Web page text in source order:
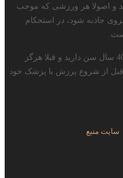
و اصولا هر ورزشی که موجب
جاذبه شود، در استحکام
اگر بالای 40 سال سن دارید و قبلا هرگز
قبل از شروع پرزش با پزشک خود
سايت منبع